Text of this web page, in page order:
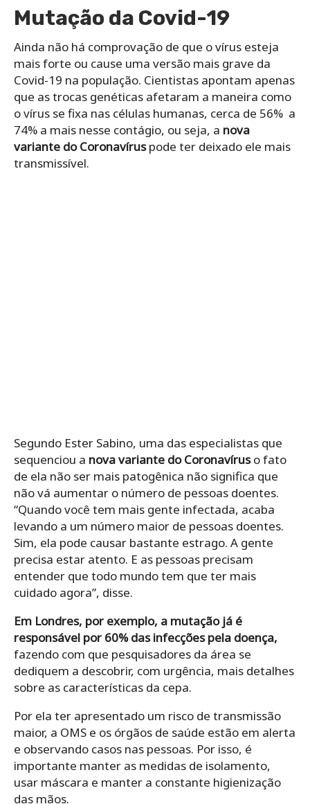
Mutação da Covid-19
Ainda não há comprovação de que o vírus esteja
mais forte ou cause uma versão mais grave da
Covid-19 na população. Cientistas apontam apenas
que as trocas genéticas afetaram a maneira como
o vírus se fixa nas células humanas, cerca de 56% a
74% a mais nesse contágio, ou seja, a nova
variante do Coronavíruspode ter deixado ele mais
transmissível.
Segundo Ester Sabino, uma das especialistas que
sequenciou a nova variante do Coronavíruso fato
de ela não ser mais patogênica não significa que
não vá aumentar o número de pessoas doentes.
“Quando você tem mais gente infectada, acaba
levando a um número maior de pessoas doentes.
Sim, ela pode causar bastante estrago. A gente
precisa estar atento. E as pessoas precisam
entender que todo mundo tem que ter mais
cuidado agora”, disse.
Em Londres, por exemplo, a mutação já é
responsável por 60% das infecções pela doença,
fazendo com que pesquisadores da área se
dediquem a descobrir, com urgência, mais detalhes
sobre as características da cepa.
Por ela ter apresentado um risco de transmissão
maior, a OMS e os órgãos de saúde estão em alerta
e observando casos nas pessoas. Por isso, é
importante manter as medidas de isolamento,
usar máscara e manter a constante higienização
das mãos.